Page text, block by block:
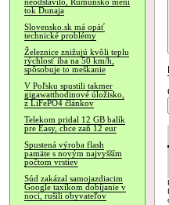
neodstavilo, Rumunsko mení
tok Dunaja
Slovensko.sk má opäť
technické problémy
Železnice znižujú kvôli teplu
rýchlosť iba na 50 km/h,
spôsobuje to meškanie
V Poľsku spustili takmer
gigawatthodinové úložisko,
z LiFePO4 článkov
Telekom pridal 12 GB balík
pre Easy, chce zaň 12 eur
Spustená výroba flash
pamäte s novým najvyšším
počtom vrstiev
Súd zakázal samojazdiacim
Google taxíkom dobíjanie v
noci, rušili obyvateľov